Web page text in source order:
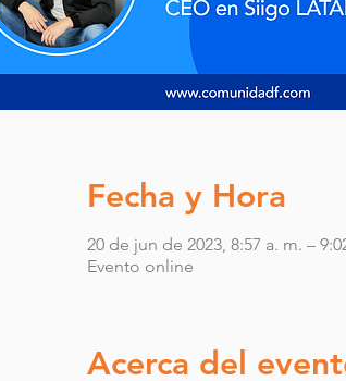
Fecha y Hora
20 de jun de 2023, 8:57 a. m. –
Evento online
Acerca del